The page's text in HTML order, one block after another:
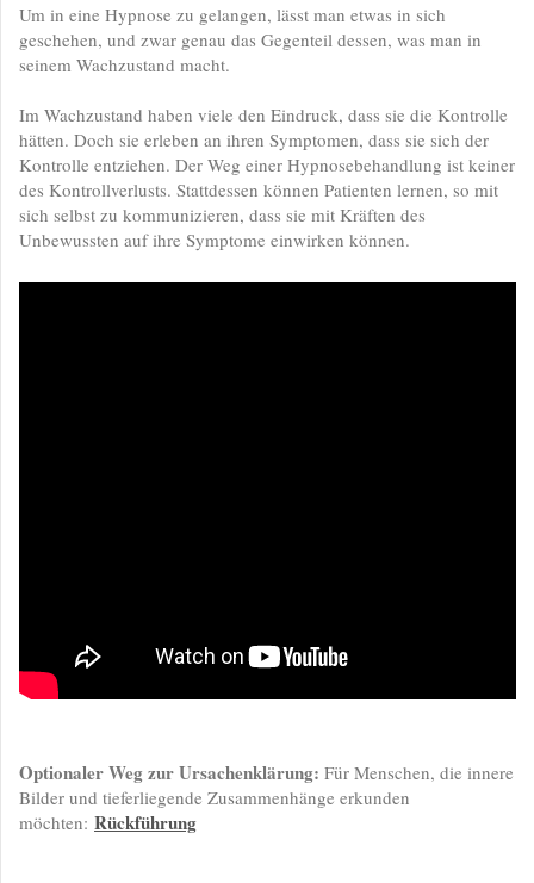
Um in eine Hypnose zu gelangen, lässt man etwas in sich
geschehen, und zwar genau das Gegenteil dessen, was man in
seinem Wachzustand macht.
Im Wachzustand haben viele den Eindruck, dass sie die Kontrolle
hätten. Doch sie erleben an ihren Symptomen, dass sie sich der
Kontrolle entziehen. Der Weg einer Hypnosebehandlung ist keiner
des Kontrollverlusts. Stattdessen können Patienten lernen, so mit
sich selbst zu kommunizieren, dass sie mit Kräften des
Unbewussten auf ihre Symptome einwirken können.
Optionaler Weg zur Ursachenklärung: Für Menschen, die innere
Bilder und tieferliegende Zusammenhänge erkunden
möchten: Rückführung